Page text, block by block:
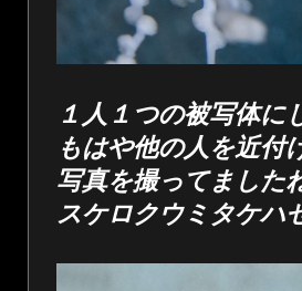
１人１つの被写体に
もはや他の人を近付
写真を撮ってました
スケロクウミタケハ